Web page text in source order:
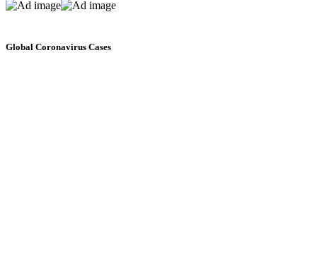
Global Coronavirus Cases